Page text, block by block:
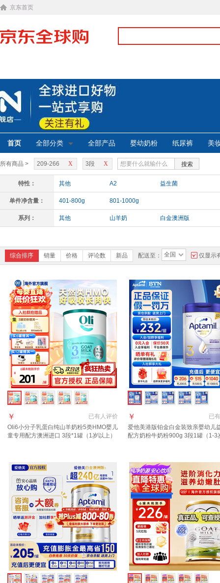
京东首页
首页 全部分类 全部产品 婴幼奶粉 纸尿裤 美
所有商品 > X
209-266 X
3段 搜索
特性： 其他 A2 益生菌
单件净含量： 401-800g 801-1000g
系列： 其他 山羊奶 白金澳洲版
综合排序 销量 价格 评论数 新品 配送至： 全国 仅显示
已有人评价
￥
Oli6小分子乳蛋白纯山羊奶粉5类HMO婴儿
童专用配方澳洲进口 3段*1罐（1岁以上）
已有
￥
爱他美港版铂金白金装致亲婴幼儿
配方奶粉牛奶粉900g 3段1罐（1-3